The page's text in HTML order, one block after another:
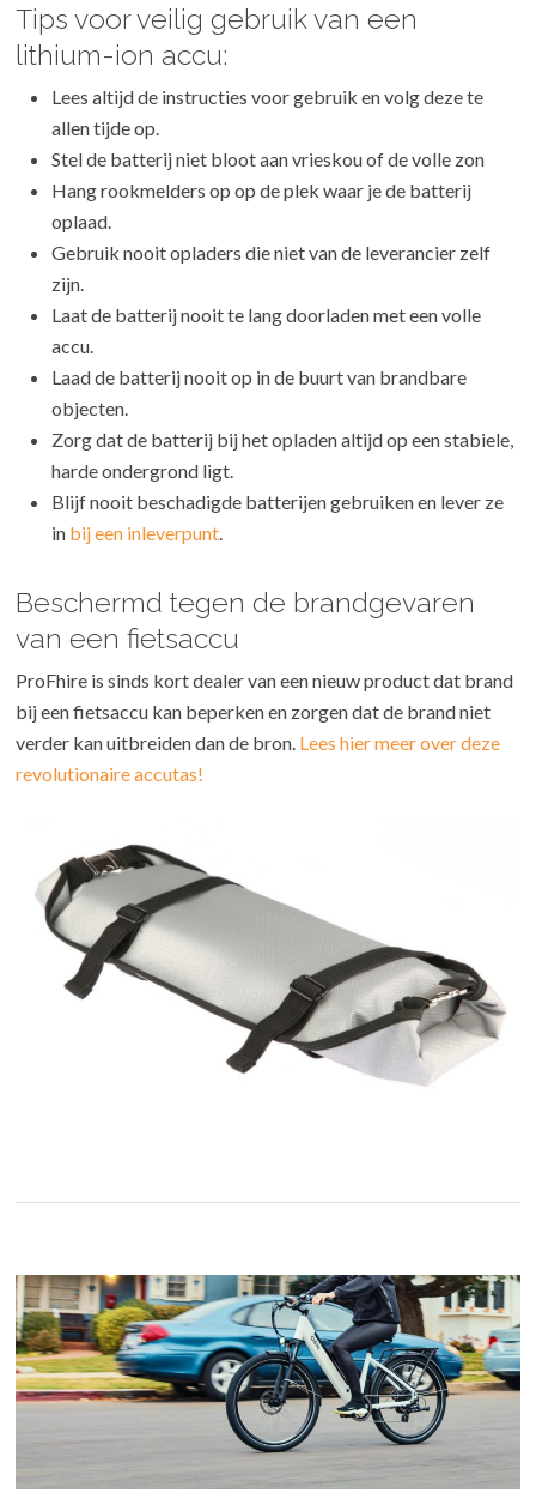
Tips voor veilig gebruik van een
lithium-ion accu:
Lees altijd de instructies voor gebruik en volg deze te
allen tijde op.
Stel de batterij niet bloot aan vrieskou of de volle zon
Hang rookmelders op op de plek waar je de batterij
oplaad.
Gebruik nooit opladers die niet van de leverancier zelf
zijn.
Laat de batterij nooit te lang doorladen met een volle
accu.
Laad de batterij nooit op in de buurt van brandbare
objecten.
Zorg dat de batterij bij het opladen altijd op een stabiele,
harde ondergrond ligt.
Blijf nooit beschadigde batterijen gebruiken en lever ze
in bij een inleverpunt
Beschermd tegen de brandgevaren
van een fietsaccu
ProFhire is sinds kort dealer van een nieuw product dat brand
bij een fietsaccu kan beperken en zorgen dat de brand niet
verder kan uitbreiden dan de bron. Lees hier meer over deze
revolutionaire accutas!